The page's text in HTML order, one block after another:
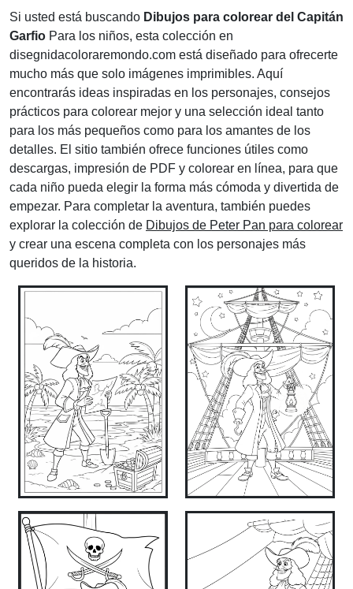
Si usted está buscando Dibujos para colorear del Capitán
Garfio Para los niños, esta colección en
disegnidacoloraremondo.com está diseñado para ofrecerte
mucho más que solo imágenes imprimibles. Aquí
encontrarás ideas inspiradas en los personajes, consejos
prácticos para colorear mejor y una selección ideal tanto
para los más pequeños como para los amantes de los
detalles. El sitio también ofrece funciones útiles como
descargas, impresión de PDF y colorear en línea, para que
cada niño pueda elegir la forma más cómoda y divertida de
empezar. Para completar la aventura, también puedes
explorar la colección de Dibujos de Peter Pan para colorear
y crear una escena completa con los personajes más
queridos de la historia.